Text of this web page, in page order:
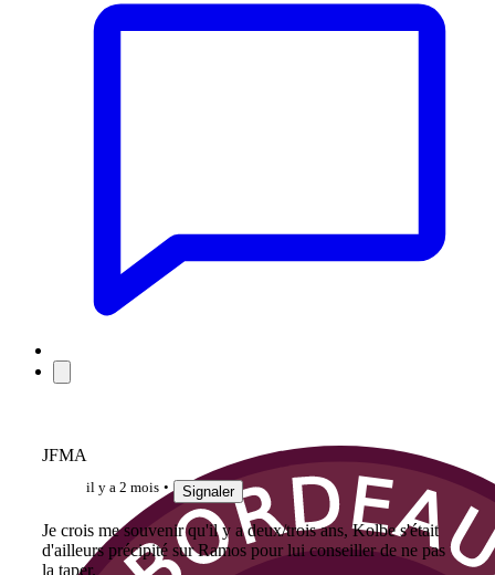
JFMA
il y a 2 mois Signaler
Je crois me souvenir qu'il y a deux/trois ans, Kolbe s'était
d'ailleurs précipité sur Ramos pour lui conseiller de ne pas
la taper.